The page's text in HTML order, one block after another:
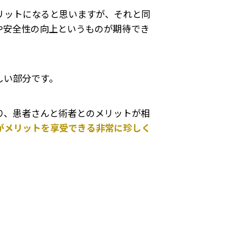
トになると思いますが、それと同
全性の向上というものが期待でき
部分です。
患者さんと術者とのメリットが相
リットを享受できる非常に珍しく